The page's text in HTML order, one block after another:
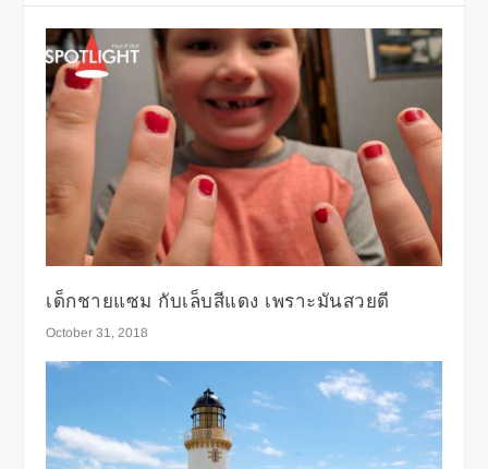
เด็กชายแซม กับเล็บสีแดง เพราะมันสวยดี
October 31, 2018